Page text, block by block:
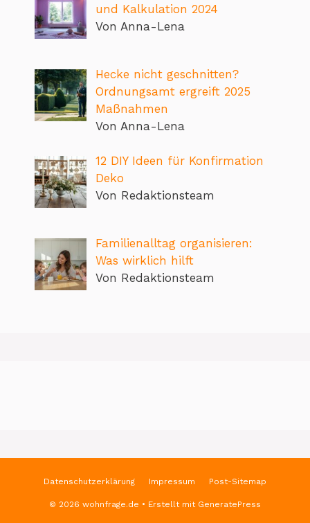
und Kalkulation 2024
Von Anna-Lena
Hecke nicht geschnitten?
Ordnungsamt ergreift 2025
Maßnahmen
Von Anna-Lena
12 DIY Ideen für Konfirmation
Deko
Von Redaktionsteam
Familienalltag organisieren:
Was wirklich hilft
Von Redaktionsteam
Datenschutzerklärung Impressum Post-Sitemap
© 2026 wohnfrage.de • Erstellt mit GeneratePress